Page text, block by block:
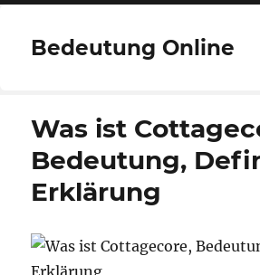
Bedeutung Online
Was ist
Bedeutung,
Erklärung